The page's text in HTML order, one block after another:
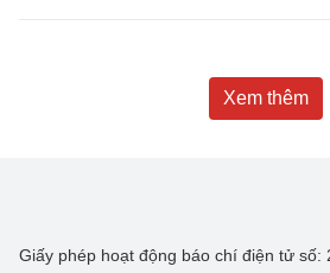
Xem thêm
Giấy phép hoạt động báo chí điện tử số: